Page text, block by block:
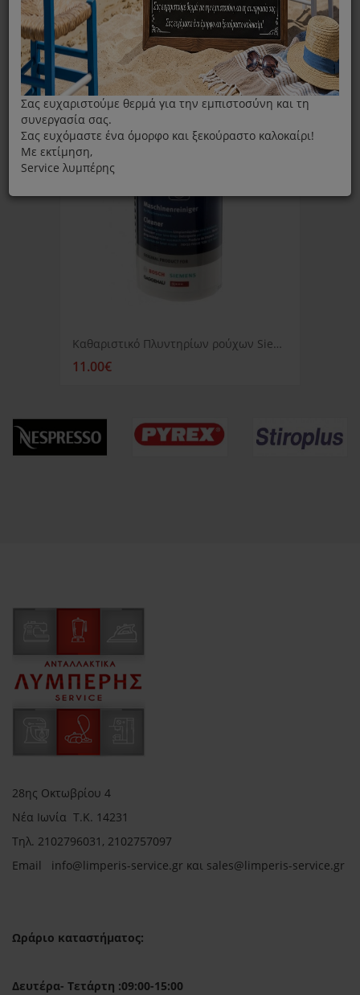
Εμφάνιση:
Καθαριστικό Πλυντηρίων ρούχων Siemens
11.00€
28ης Οκτωβρίου 4
Νέα Ιωνία Τ.Κ. 14231
Τηλ. 2102796031, 2102757097
Email info@limperis-service.gr και sales@limperis-service.gr
Ωράριο καταστήματος:
Δευτέρα- Τετάρτη :09:00-15:00
Σας ευχαριστούμε θερμά για την εμπιστοσύνη και τη
συνεργασία σας.
Σας ευχόμαστε ένα όμορφο και ξεκούραστο καλοκαίρι!
Με εκτίμηση,
Service λυμπέρης